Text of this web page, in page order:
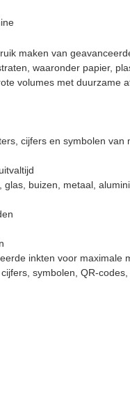
maken van
waaronder papier,
volumes met duurzame
cijfers en symbolen van
buizen, metaal,
inkten voor maximale
symbolen, QR-